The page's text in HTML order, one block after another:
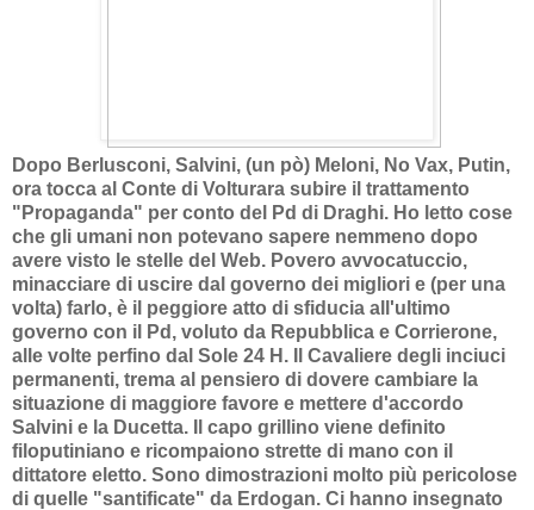
Dopo Berlusconi, Salvini, (un pò) Meloni, No Vax, Putin,
ora tocca al Conte di Volturara subire il trattamento
"Propaganda" per conto del Pd di Draghi. Ho letto cose
che gli umani non potevano sapere nemmeno dopo
avere visto le stelle del Web. Povero avvocatuccio,
minacciare di uscire dal governo dei migliori e (per una
volta) farlo, è il peggiore atto di sfiducia all'ultimo
governo con il Pd, voluto da Repubblica e Corrierone,
alle volte perfino dal Sole 24 H. Il Cavaliere degli inciuci
permanenti, trema al pensiero di dovere cambiare la
situazione di maggiore favore e mettere d'accordo
Salvini e la Ducetta. Il capo grillino viene definito
filoputiniano e ricompaiono strette di mano con il
dittatore eletto. Sono dimostrazioni molto più pericolose
di quelle "santificate" da Erdogan. Ci hanno insegnato